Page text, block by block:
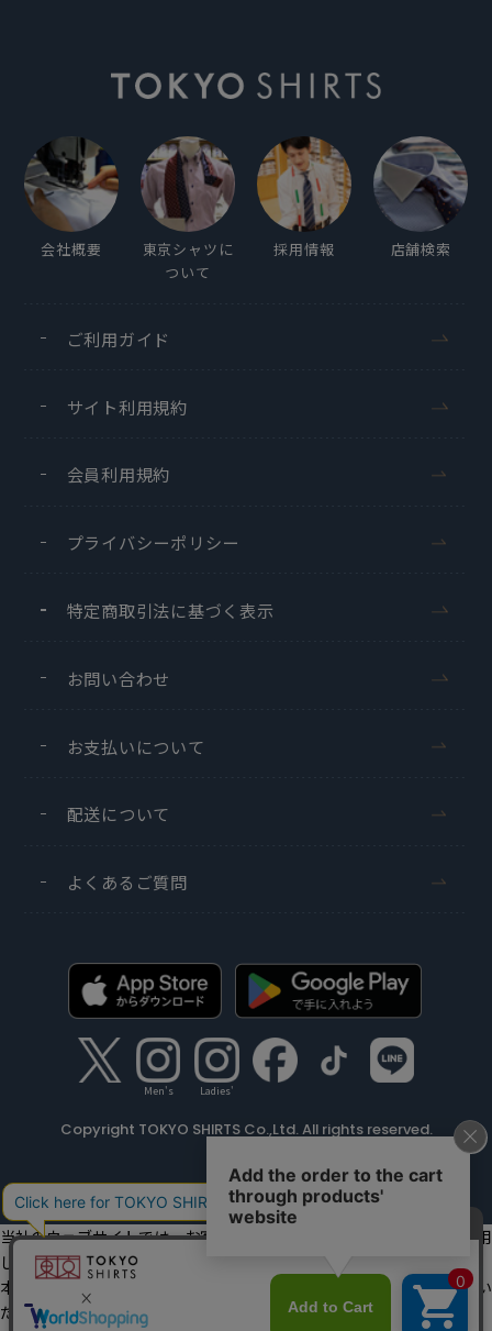
カンボジア
発売日
2026年2月10日
会社概要
東京シャツに
ついて
採用情報 店舗検索
ご利用ガイド
サイト利用規約
会員利用規約
プライバシーポリシー
特定商取引法に基づく表示
お問い合わせ
お支払いについて
配送について
よくあるご質問
Men's Ladies'
Copyright TOKYO SHIRTS Co.,Ltd. All rights reserved.
当社のウェブサイトでは、お客様の利便性向上のためにクッキーを利用
しています。
本ウェブサイトをこのままご利用になる場合、クッキーの使用に同意い
ただいたものとみなします。